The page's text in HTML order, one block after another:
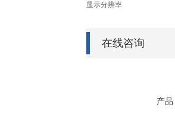
显示分辨率
在线咨询
产品